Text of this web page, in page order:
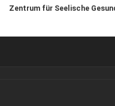
Zentrum für Seelische